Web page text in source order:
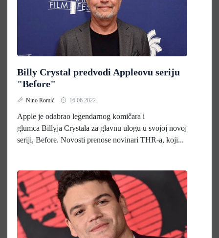
Billy Crystal predvodi Appleovu seriju
"Before"
Nino Romić 16.06.2022.
Apple je odabrao legendarnog komičara i
glumca Billyja Crystala za glavnu ulogu u svojoj novoj
seriji, Before. Novosti prenose novinari THR-a, koji...